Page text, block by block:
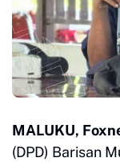
MALUKU,
(DPD) Barisan